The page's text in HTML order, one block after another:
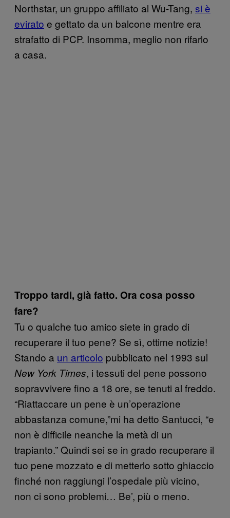
Northstar, un gruppo affiliato al Wu-Tang, si è
evirato e gettato da un balcone mentre era
strafatto di PCP. Insomma, meglio non rifarlo
a casa.
Troppo tardi, già fatto. Ora cosa posso
fare?
Tu o qualche tuo amico siete in grado di
recuperare il tuo pene? Se sì, ottime notizie!
Stando a un articolo pubblicato nel 1993 sul
New York Times, i tessuti del pene possono
sopravvivere fino a 18 ore, se tenuti al freddo.
“Riattaccare un pene è un’operazione
abbastanza comune,”mi ha detto Santucci, “e
non è difficile neanche la metà di un
trapianto.” Quindi sei se in grado recuperare il
tuo pene mozzato e di metterlo sotto ghiaccio
finché non raggiungi l’ospedale più vicino,
non ci sono problemi… Be’, più o meno.